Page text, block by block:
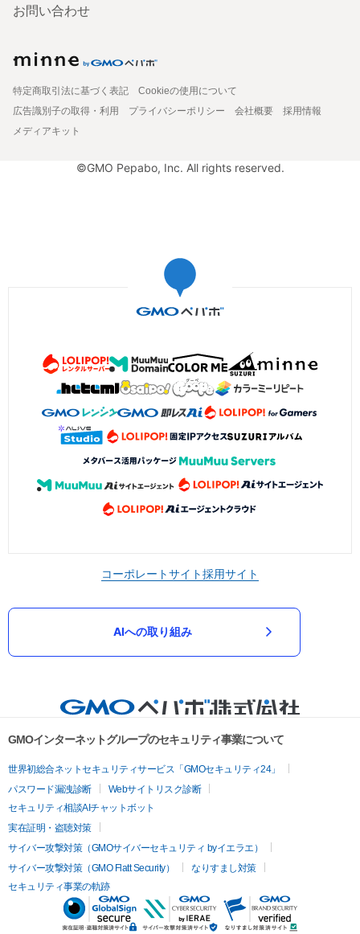
お問い合わせ
特定商取引法に基づく表記
Cookieの使用について
広告識別子の取得・利用
プライバシーポリシー 会社概要
採用情報
メディアキット
©GMO Pepabo, Inc. All rights reserved.
コーポレートサイト採用サイト
AIへの取り組み
GMOインターネットグループのセキュリティ事業について
世界初総合ネットセキュリティサービス「GMOセキュリティ24」
パスワード漏洩診断
Webサイトリスク診断
セキュリティ相談AIチャットボット
実在証明・盗聴対策
サイバー攻撃対策（GMOサイバーセキュリティ byイエラエ）
サイバー攻撃対策（GMO Flatt Security）
なりすまし対策
セキュリティ事業の軌跡